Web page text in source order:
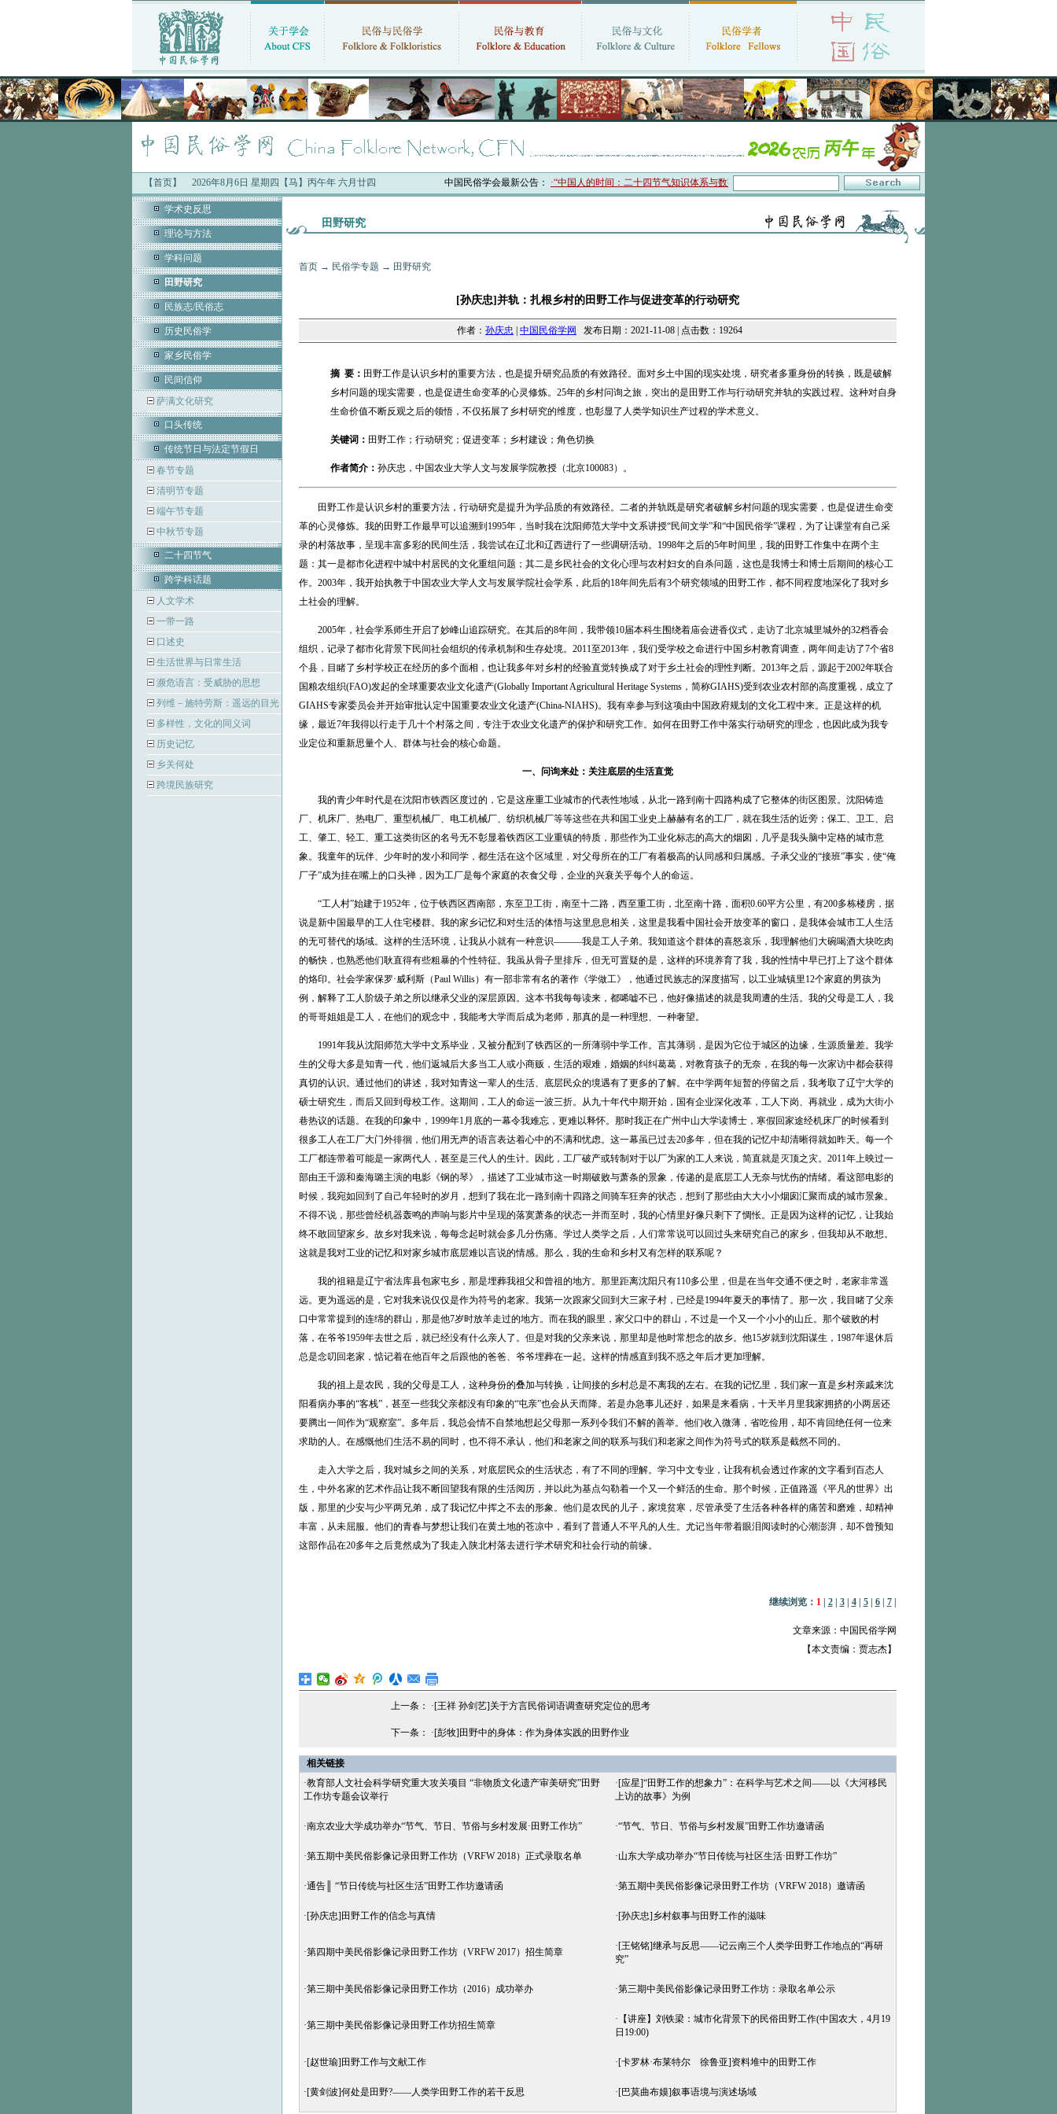
【首页】 2026年8月6日 星期四【马】丙午年 六月廿四 中国民俗学会最新公告：·“中国人的时间：二十四节气知识体系与数字叙事”研讨会在京召开 ·中国民俗学会第十一届代表大会暨2026年年会征文启事
学术史反思
理论与方法
学科问题
田野研究
民族志/民俗志
历史民俗学
家乡民俗学
民间信仰
萨满文化研究
口头传统
传统节日与法定节假日
春节专题
清明节专题
端午节专题
中秋节专题
二十四节气
跨学科话题
人文学术
一带一路
口述史
生活世界与日常生活
濒危语言：受威胁的思想
列维－施特劳斯：遥远的目光
多样性，文化的同义词
历史记忆
乡关何处
跨境民族研究
田野研究
首页→ 民俗学专题 → 田野研究
[孙庆忠]并轨：扎根乡村的田野工作与促进变革的行动研究
作者： 孙庆忠 中国民俗学网 发布日期：2021-11-08 | 点击数：19264
摘 要： 田野工作是认识乡村的重要方法，也是提升研究品质的有效路径。面对乡土中国的现实处境，研究者多重身份的转换，既是破解
乡村问题的现实需要，也是促进生命变革的心灵修炼。25年的乡村问询之旅，突出的是田野工作与行动研究并轨的实践过程。这种对自身
生命价值不断反观之后的领悟，不仅拓展了乡村研究的维度，也彰显了人类学知识生产过程的学术意义。
关键词： 田野工作；行动研究；促进变革；乡村建设；角色切换
作者简介： 孙庆忠，中国农业大学人文与发展学院教授（北京100083）。
田野工作是认识乡村的重要方法，行动研究是提升为学品质的有效路径。二者的并轨既是研究者破解乡村问题的现实需要，也是促进生命变
革的心灵修炼。我的田野工作最早可以追溯到1995年，当时我在沈阳师范大学中文系讲授“民间文学”和“中国民俗学”课程，为了让课堂有自己采
录的村落故事，呈现丰富多彩的民间生活，我尝试在辽北和辽西进行了一些调研活动。1998年之后的5年时间里，我的田野工作集中在两个主
题：其一是都市化进程中城中村居民的文化重组问题；其二是乡民社会的文化心理与农村妇女的自杀问题，这也是我博士和博士后期间的核心工
作。2003年，我开始执教于中国农业大学人文与发展学院社会学系，此后的18年间先后有3个研究领域的田野工作，都不同程度地深化了我对乡
土社会的理解。
2005年，社会学系师生开启了妙峰山追踪研究。在其后的8年间，我带领10届本科生围绕着庙会进香仪式，走访了北京城里城外的32档香会
组织，记录了都市化背景下民间社会组织的传承机制和生存处境。2011至2013年，我们受学校之命进行中国乡村教育调查，两年间走访了7个省8
个县，目睹了乡村学校正在经历的多个面相，也让我多年对乡村的经验直觉转换成了对于乡土社会的理性判断。2013年之后，源起于2002年联合
国粮农组织(FAO)发起的全球重要农业文化遗产(Globally Important Agricultural Heritage Systems，简称GIAHS)受到农业农村部的高度重视，成立了
GIAHS专家委员会并开始审批认定中国重要农业文化遗产(China-NIAHS)。我有幸参与到这项由中国政府规划的文化工程中来。正是这样的机
缘，最近7年我得以行走于几十个村落之间，专注于农业文化遗产的保护和研究工作。如何在田野工作中落实行动研究的理念，也因此成为我专
业定位和重新思量个人、群体与社会的核心命题。
一、问询来处：关注底层的生活直觉
我的青少年时代是在沈阳市铁西区度过的，它是这座重工业城市的代表性地域，从北一路到南十四路构成了它整体的街区图景。沈阳铸造
厂、机床厂、热电厂、重型机械厂、电工机械厂、纺织机械厂等等这些在共和国工业史上赫赫有名的工厂，就在我生活的近旁；保工、卫工、启
工、肇工、轻工、重工这类街区的名号无不彰显着铁西区工业重镇的特质，那些作为工业化标志的高大的烟囱，几乎是我头脑中定格的城市意
象。我童年的玩伴、少年时的发小和同学，都生活在这个区域里，对父母所在的工厂有着极高的认同感和归属感。子承父业的“接班”事实，使“俺
厂子”成为挂在嘴上的口头禅，因为工厂是每个家庭的衣食父母，企业的兴衰关乎每个人的命运。
“工人村”始建于1952年，位于铁西区西南部，东至卫工街，南至十二路，西至重工街，北至南十路，面积0.60平方公里，有200多栋楼房，据
说是新中国最早的工人住宅楼群。我的家乡记忆和对生活的体悟与这里息息相关，这里是我看中国社会开放变革的窗口，是我体会城市工人生活
的无可替代的场域。这样的生活环境，让我从小就有一种意识———我是工人子弟。我知道这个群体的喜怒哀乐，我理解他们大碗喝酒大块吃肉
的畅快，也熟悉他们耿直得有些粗暴的个性特征。我虽从骨子里排斥，但无可置疑的是，这样的环境养育了我，我的性情中早已打上了这个群体
的烙印。社会学家保罗·威利斯（Paul Willis）有一部非常有名的著作《学做工》，他通过民族志的深度描写，以工业城镇里12个家庭的男孩为
例，解释了工人阶级子弟之所以继承父业的深层原因。这本书我每每读来，都唏嘘不已，他好像描述的就是我周遭的生活。我的父母是工人，我
的哥哥姐姐是工人，在他们的观念中，我能考大学而后成为老师，那真的是一种理想、一种奢望。
1991年我从沈阳师范大学中文系毕业，又被分配到了铁西区的一所薄弱中学工作。言其薄弱，是因为它位于城区的边缘，生源质量差。我学
生的父母大多是知青一代，他们返城后大多当工人或小商贩，生活的艰难，婚姻的纠纠葛葛，对教育孩子的无奈，在我的每一次家访中都会获得
真切的认识。通过他们的讲述，我对知青这一辈人的生活、底层民众的境遇有了更多的了解。在中学两年短暂的停留之后，我考取了辽宁大学的
硕士研究生，而后又回到母校工作。这期间，工人的命运一波三折。从九十年代中期开始，国有企业深化改革，工人下岗、再就业，成为大街小
巷热议的话题。在我的印象中，1999年1月底的一幕令我难忘，更难以释怀。那时我正在广州中山大学读博士，寒假回家途经机床厂的时候看到
很多工人在工厂大门外徘徊，他们用无声的语言表达着心中的不满和忧虑。这一幕虽已过去20多年，但在我的记忆中却清晰得就如昨天。每一个
工厂都连带着可能是一家两代人，甚至是三代人的生计。因此，工厂破产或转制对于以厂为家的工人来说，简直就是灭顶之灾。2011年上映过一
部由王千源和秦海璐主演的电影《钢的琴》，描述了工业城市这一时期破败与萧条的景象，传递的是底层工人无奈与忧伤的情绪。看这部电影的
时候，我宛如回到了自己年轻时的岁月，想到了我在北一路到南十四路之间骑车狂奔的状态，想到了那些由大大小小烟囱汇聚而成的城市景象。
不得不说，那些曾经机器轰鸣的声响与影片中呈现的落寞萧条的状态一并而至时，我的心情里好像只剩下了惆怅。正是因为这样的记忆，让我始
终不敢回望家乡。故乡对我来说，每每念起时就会多几分伤痛。学过人类学之后，人们常常说可以回过头来研究自己的家乡，但我却从不敢想。
这就是我对工业的记忆和对家乡城市底层难以言说的情感。那么，我的生命和乡村又有怎样的联系呢？
我的祖籍是辽宁省法库县包家屯乡，那是埋葬我祖父和曾祖的地方。那里距离沈阳只有110多公里，但是在当年交通不便之时，老家非常遥
远。更为遥远的是，它对我来说仅仅是作为符号的老家。我第一次跟家父回到大三家子村，已经是1994年夏天的事情了。那一次，我目睹了父亲
口中常常提到的连绵的群山，那是他7岁时放羊走过的地方。而在我的眼里，家父口中的群山，不过是一个又一个小小的山丘。那个破败的村
落，在爷爷1959年去世之后，就已经没有什么亲人了。但是对我的父亲来说，那里却是他时常想念的故乡。他15岁就到沈阳谋生，1987年退休后
总是念叨回老家，惦记着在他百年之后跟他的爸爸、爷爷埋葬在一起。这样的情感直到我不惑之年后才更加理解。
我的祖上是农民，我的父母是工人，这种身份的叠加与转换，让间接的乡村总是不离我的左右。在我的记忆里，我们家一直是乡村亲戚来沈
阳看病办事的“客栈”，甚至一些我父亲都没有印象的“屯亲”也会从天而降。若是办急事儿还好，如果是来看病，十天半月里我家拥挤的小两居还
要腾出一间作为“观察室”。多年后，我总会情不自禁地想起父母那一系列令我们不解的善举。他们收入微薄，省吃俭用，却不肯回绝任何一位来
求助的人。在感慨他们生活不易的同时，也不得不承认，他们和老家之间的联系与我们和老家之间作为符号式的联系是截然不同的。
走入大学之后，我对城乡之间的关系，对底层民众的生活状态，有了不同的理解。学习中文专业，让我有机会透过作家的文字看到百态人
生，中外名家的艺术作品让我不断回望我有限的生活阅历，并以此为基点勾勒着一个又一个鲜活的生命。那个时候，正值路遥《平凡的世界》出
版，那里的少安与少平两兄弟，成了我记忆中挥之不去的形象。他们是农民的儿子，家境贫寒，尽管承受了生活各种各样的痛苦和磨难，却精神
丰富，从未屈服。他们的青春与梦想让我们在黄土地的苍凉中，看到了普通人不平凡的人生。尤记当年带着眼泪阅读时的心潮澎湃，却不曾预知
这部作品在20多年之后竟然成为了我走入陕北村落去进行学术研究和社会行动的前缘。
继续浏览： 1| 2| 3| 4| 5| 6| 7|
文章来源：中国民俗学网
【本文责编：贾志杰】
上一条： ·[王祥 孙剑艺]关于方言民俗词语调查研究定位的思考
下一条： ·[彭牧]田野中的身体：作为身体实践的田野作业
相关链接
·教育部人文社会科学研究重大攻关项目 “非物质文化遗产审美研究”田野
工作坊专题会议举行
·[应星]“田野工作的想象力”：在科学与艺术之间——以《大河移民
上访的故事》为例
·南京农业大学成功举办“节气、节日、节俗与乡村发展·田野工作坊” ·“节气、节日、节俗与乡村发展”田野工作坊邀请函
·第五期中美民俗影像记录田野工作坊（VRFW 2018）正式录取名单 ·山东大学成功举办“节日传统与社区生活·田野工作坊”
·通告║ “节日传统与社区生活”田野工作坊邀请函 ·第五期中美民俗影像记录田野工作坊（VRFW 2018）邀请函
·[孙庆忠]田野工作的信念与真情 ·[孙庆忠]乡村叙事与田野工作的滋味
·第四期中美民俗影像记录田野工作坊（VRFW 2017）招生简章
·[王铭铭]继承与反思——记云南三个人类学田野工作地点的“再研
究”
·第三期中美民俗影像记录田野工作坊（2016）成功举办 ·第三期中美民俗影像记录田野工作坊：录取名单公示
·第三期中美民俗影像记录田野工作坊招生简章
· 【讲座】刘铁梁：城市化背景下的民俗田野工作(中国农大，4月19
日19:00)
·[赵世瑜]田野工作与文献工作 ·[卡罗林·布莱特尔 徐鲁亚]资料堆中的田野工作
·[黄剑波]何处是田野?——人类学田野工作的若干反思 ·[巴莫曲布嫫]叙事语境与演述场域